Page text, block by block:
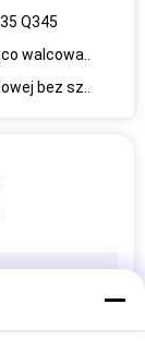
Rury stalowe bez szwu o grubych ściankach z włókna węglowego
Rura ze stali węglowej bez szwu gorącowalcowana / ciągniona na zimno, rozmiar Sa210c 1/2 &quot;- 36&quot;